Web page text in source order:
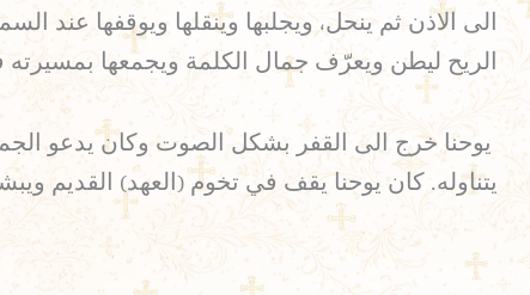
الى الاذن ثم ينحل، ويجلبها وينقلها ويوقفها
الريح ليطن ويعرّف جمال الكلمة ويجمعها بمسيرته
يوحنا خرج الى القفر بشكل الصوت وكان يدعو
يتناوله. كان يوحنا يقف في تخوم (العهد) القديم